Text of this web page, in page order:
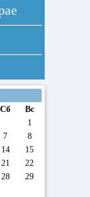
Сб
Вс
1
7
8
14
15
21
22
28
29